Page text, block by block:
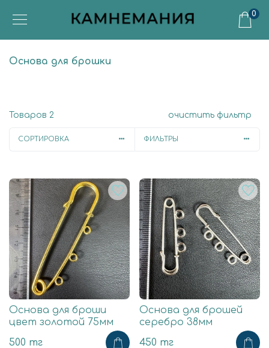
0
Основа для брошки
Товаров 2 очистить фильтр
СОРТИРОВКА ФИЛЬТРЫ
Основа для броши
цвет золотой 75мм
500 тг
Основа для брошей
серебро 38мм
450 тг